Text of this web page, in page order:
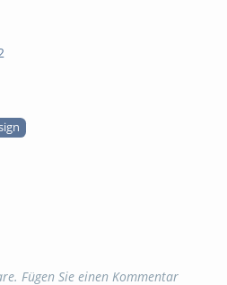
Fügen Sie einen Kommentar